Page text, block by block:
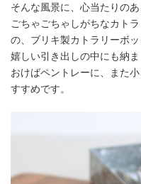
そんな風景に、心当たりの
ごちゃごちゃしがちなカト
の、ブリキ製カトラリーボッ
嬉しい引き出しの中にも納
おけばペントレーに、また
すすめです。